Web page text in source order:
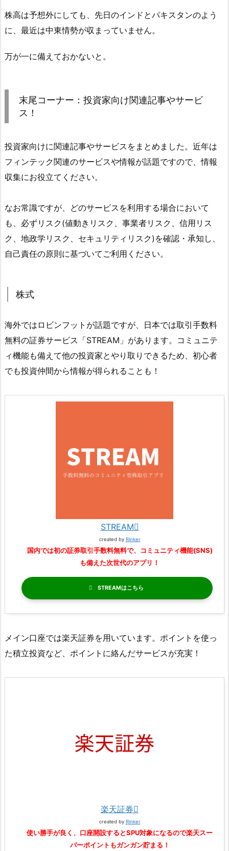
株高は予想外にしても、先日のインドとパキスタンのよう
に、最近は中東情勢が収まっていません。
万が一に備えておかないと。
末尾コーナー：投資家向け関連記事やサービ
ス！
投資家向けに関連記事やサービスをまとめました。近年は
フィンテック関連のサービスや情報が話題ですので、情報
収集にお役立てください。
なお常識ですが、どのサービスを利用する場合において
も、必ずリスク(値動きリスク、事業者リスク、信用リス
ク、地政学リスク、セキュリティリスク)を確認・承知し、
自己責任の原則に基づいてご利用ください。
株式
海外ではロビンフットが話題ですが、日本では取引手数料
無料の証券サービス「STREAM」があります。コミュニテ
ィ機能も備えて他の投資家とやり取りできるため、初心者
でも投資仲間から情報が得られることも！
STREAM
created by Rinker
国内では初の証券取引手数料無料で、コミュニティ機能(SNS)
も備えた次世代のアプリ！
STREAM
メイン口座では楽天証券を用いています。ポイントを使っ
た積立投資など、ポイントに絡んだサービスが充実！
楽天証券
created by Rinker
使い勝手が良く、口座開設するとSPU対象になるので楽天スー
パーポイントもガンガン貯まる！